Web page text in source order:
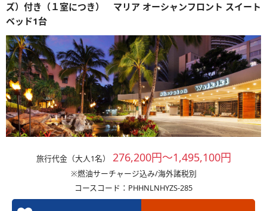
ズ）付き（１室につき） マリア オーシャンフロント スイート
ベッド1台
旅行代金（大人1名） 276,200円～1,495,100円
※燃油サーチャージ込み/海外諸税別
コースコード：PHHNLNHYZS-285